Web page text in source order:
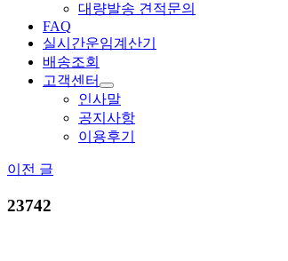
대량발송 견적문의
FAQ
실시간운임계산기
배송조회
고객센터
인사말
공지사항
이용후기
이전 글
23742